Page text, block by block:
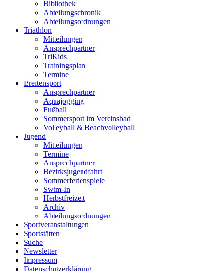
Bibliothek
Abteilungschronik
Abteilungsordnungen
Triathlon
Mitteilungen
Ansprechpartner
TriKids
Trainingsplan
Termine
Breitensport
Ansprechpartner
Aquajogging
Fußball
Sommersport im Vereinsbad
Volleyball & Beachvolleyball
Jugend
Mitteilungen
Termine
Ansprechpartner
Bezirksjugendfahrt
Sommerferienspiele
Swim-In
Herbstfreizeit
Archiv
Abteilungsordnungen
Sportveranstaltungen
Sportstätten
Suche
Newsletter
Impressum
Datenschutzerklärung